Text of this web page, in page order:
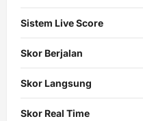
Sistem Live Score
Skor Berjalan
Skor Langsung
Skor Real Time